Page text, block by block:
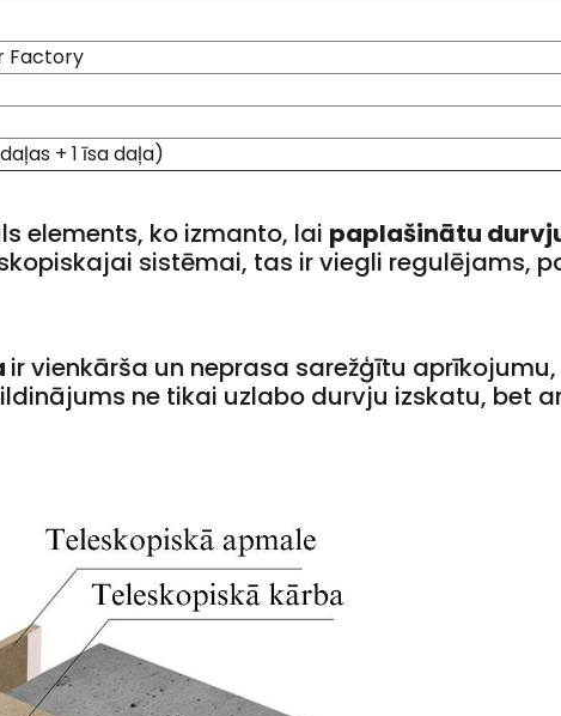
Factory
+ 1 īsa daļa)
elements, ko izmanto, lai paplašinātu
sistēmai, tas ir viegli regulējams,
ir vienkārša un neprasa sarežģītu
ne tikai uzlabo durvju izskatu, bet